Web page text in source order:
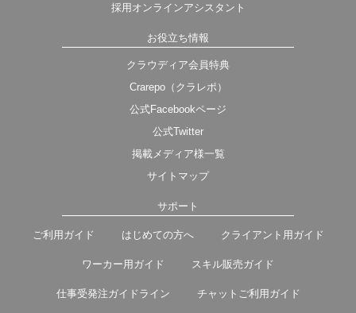
採用オンラインアシスタント
お役立ち情報
クラウディア会員特典
Crarepo（クラレポ）
公式Facebookページ
公式Twitter
掲載メディア様一覧
サイトマップ
サポート
ご利用ガイド はじめての方へ クライアント用ガイド
ワーカー用ガイド スキル販売ガイド
仕事受発注ガイドライン チャットご利用ガイド